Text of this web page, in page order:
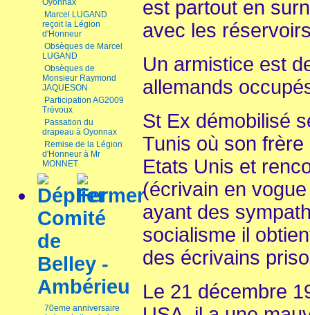
Oyonnax
Marcel LUGAND
reçoit la Légion
d'Honneur
Obsèques de Marcel
LUGAND
Obsèques de
Monsieur Raymond
JAQUESON
Participation AG2009
Trévoux
Passation du
drapeau à Oyonnax
Remise de la Légion
d'Honneur à Mr
MONNET
Comité
de
Belley -
Ambérieu
70eme anniversaire
est partout en
avec les
Un armistice est
allemands
St Ex démobilisé
Tunis où son
Etats Unis et
(écrivain en
ayant des
socialisme il
des écrivains
Le 21 décembre